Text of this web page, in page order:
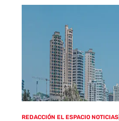
REDACCIÓN EL ESPACIO NOTICIAS|